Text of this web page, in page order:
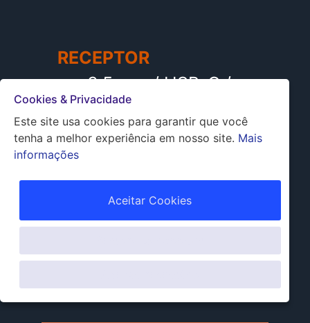
RECEPTOR
3,5 mm / USB-C /
Lightning
TRANSMISSOR
com 2 microfones (opcional
com microfones de lapela)
COR
cinza
Cookies & Privacidade
Este site usa cookies para garantir que você
tenha a melhor experiência em nosso site. Mais
informações
Aceitar Cookies